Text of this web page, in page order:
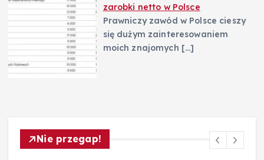
zarobki netto w Polsce
Prawniczy zawód w Polsce cieszy
się dużym zainteresowaniem
moich znajomych […]
Nie przegap!